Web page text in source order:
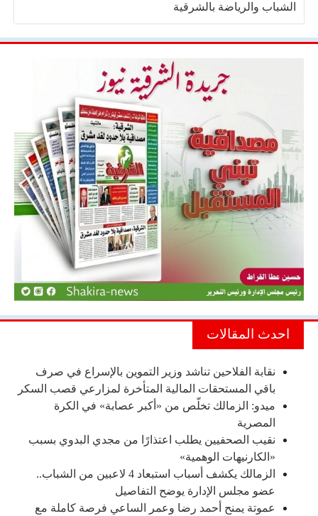
الشباب والرياضة بالشرقية
احدث المقالات
نقابة الفلاحين تناشد وزير التموين بالإسراع في صرف
باقي المستحقات المالية المتأخرة لمزارعي قصب السكر
ميدو: الزمالك تخلّص من «أكبر عصابة» في الكرة
المصرية
نقيب الصحفيين يطلب اعتذارًا من مجدي البدوي بسبب
«الكارنيهات الوهمية»
الزمالك يكشف أسباب استبعاد 4 لاعبين من الشباب..
عضو مجلس الإدارة يوضح التفاصيل
عموتة يمنح أحمد رضا وعمر الساعي فرصة كاملة مع